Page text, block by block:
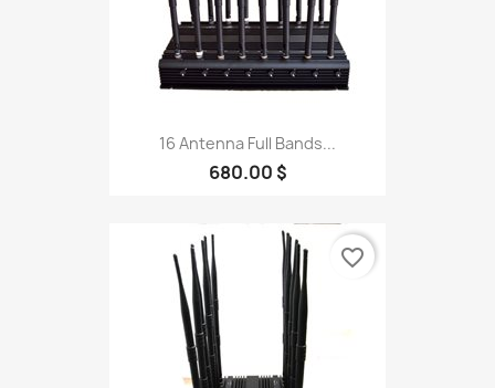
16 Antenna Full Bands...
680.00 $
favorite_border